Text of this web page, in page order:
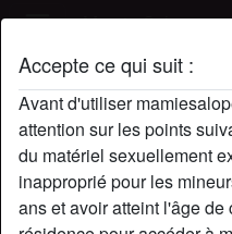
Accepte ce qui suit :
Avant d'utiliser
attention sur les points
du matériel sexuellement
inapproprié pour les
ans et avoir atteint l'âge
Mamie Salope
Profil de
radio_button_checked